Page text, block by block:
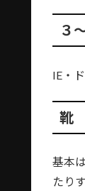
３
IE・
靴
基本
たり